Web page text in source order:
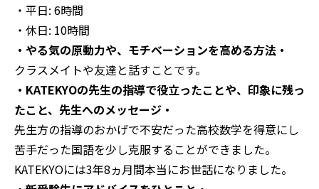
・平日: 6時間
・休日: 10時間
・やる気の原動力や、モチベーションを高める方法・
クラスメイトや友達と話すことです。
・KATEKYOの先生の指導で役立ったことや、印象に残っ
たこと、先生へのメッセージ・
先生方の指導のおかげで不安だった高校数学を得意にし
苦手だった国語を少し克服することができました。
KATEKYOには3年8ヵ月間本当にお世話になりました。